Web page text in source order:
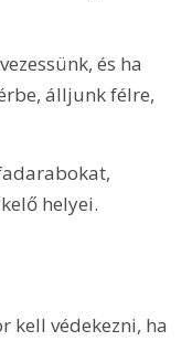
és ha
álljunk félre,
helyei.
kell védekezni, ha